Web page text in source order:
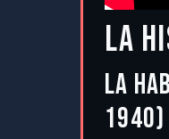
LA
LA
1940)